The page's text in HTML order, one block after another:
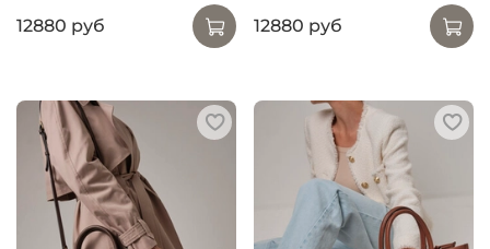
12880 руб
12880 руб